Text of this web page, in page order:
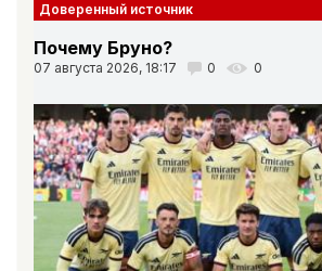
Доверенный источник
Почему Бруно?
07 августа 2026, 18:17 0 0